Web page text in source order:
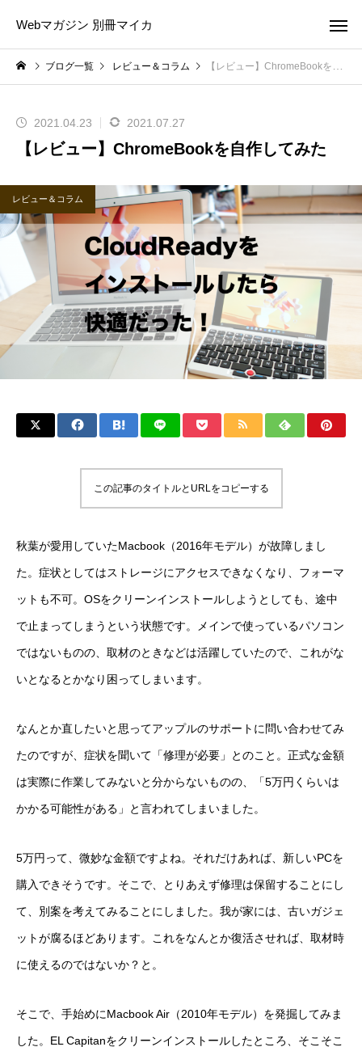
Webマガジン 別冊マイカ
ブログ一覧 レビュー＆コラム 【レビュー】ChromeBookを自作してみた
2021.04.23 2021.07.27
【レビュー】ChromeBookを自作してみた
レビュー＆コラム
この記事のタイトルとURLをコピーする
秋葉が愛用していたMacbook（2016年モデル）が故障しまし
た。症状としてはストレージにアクセスできなくなり、フォーマ
ットも不可。OSをクリーンインストールしようとしても、途中
で止まってしまうという状態です。メインで使っているパソコン
ではないものの、取材のときなどは活躍していたので、これがな
いとなるとかなり困ってしまいます。
なんとか直したいと思ってアップルのサポートに問い合わせてみ
たのですが、症状を聞いて「修理が必要」とのこと。正式な金額
は実際に作業してみないと分からないものの、「5万円くらいは
かかる可能性がある」と言われてしまいました。
5万円って、微妙な金額ですよね。それだけあれば、新しいPCを
購入できそうです。そこで、とりあえず修理は保留することにし
て、別案を考えてみることにしました。我が家には、古いガジェ
ットが腐るほどあります。これをなんとか復活させれば、取材時
に使えるのではないか？と。
そこで、手始めにMacbook Air（2010年モデル）を発掘してみま
した。EL Capitanをクリーンインストールしたところ、そこそこ